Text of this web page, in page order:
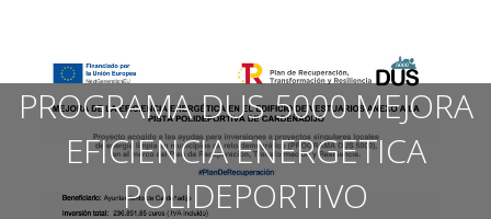
PROGRAMA DUS 5000 MEJORA
EFICIENCIA ENERGETICA
POLIDEPORTIVO